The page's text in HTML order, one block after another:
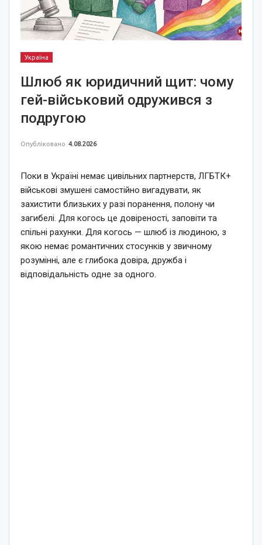
Україна
Шлюб як юридичний щит: чому
гей-військовий одружився з
подругою
Опубліковано 4.08.2026
Поки в Україні немає цивільних партнерств, ЛГБТК+
військові змушені самостійно вигадувати, як
захистити близьких у разі поранення, полону чи
загибелі. Для когось це довіреності, заповіти та
спільні рахунки. Для когось — шлюб із людиною, з
якою немає романтичних стосунків у звичному
розумінні, але є глибока довіра, дружба і
відповідальність одне за одного.